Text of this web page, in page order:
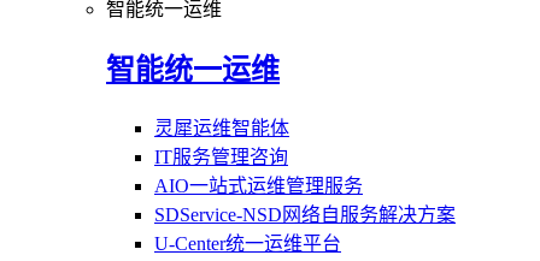
智能统一运维
智能统一运维
灵犀运维智能体
IT服务管理咨询
AIO一站式运维管理服务
SDService-NSD网络自服务解决方案
U-Center统一运维平台